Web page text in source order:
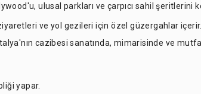
ulusal parkları ve çarpıcı sahil şeritlerini
ve yol gezileri için özel güzergahlar içerir.
cazibesi sanatında, mimarisinde ve
yapar.